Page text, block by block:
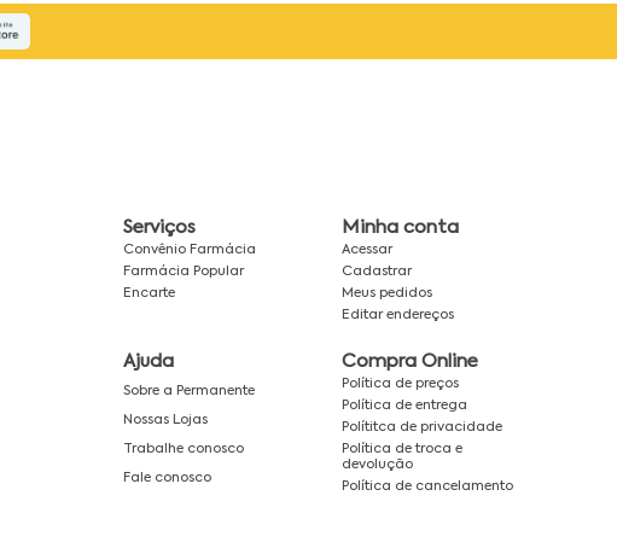
Serviços
Convênio Farmácia
Farmácia Popular
Encarte
Minha conta
Acessar
Cadastrar
Meus pedidos
Editar endereços
Ajuda
Sobre a Permanente
Nossas Lojas
Trabalhe conosco
Fale conosco
Compra Online
Política de preços
Política de entrega
Polítitca de privacidade
Política de troca e
devolução
Política de cancelamento